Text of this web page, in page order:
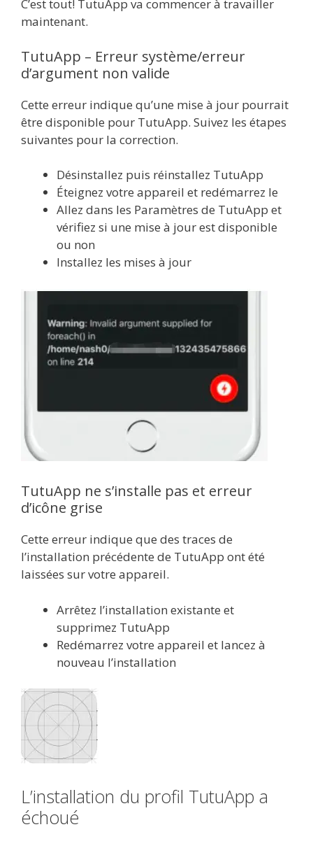
C’est tout! TutuApp va commencer à travailler
maintenant.
TutuApp – Erreur système/erreur
d’argument non valide
Cette erreur indique qu’une mise à jour pourrait
être disponible pour TutuApp. Suivez les étapes
suivantes pour la correction.
Désinstallez puis réinstallez TutuApp
Éteignez votre appareil et redémarrez le
Allez dans les Paramètres de TutuApp et
vérifiez si une mise à jour est disponible
ou non
Installez les mises à jour
TutuApp ne s’installe pas et erreur
d’icône grise
Cette erreur indique que des traces de
l’installation précédente de TutuApp ont été
laissées sur votre appareil.
Arrêtez l’installation existante et
supprimez TutuApp
Redémarrez votre appareil et lancez à
nouveau l’installation
L’installation du profil TutuApp a
échoué